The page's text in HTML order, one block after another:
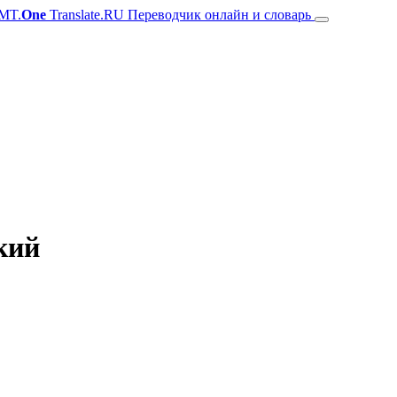
One Translate.RU Переводчик онлайн и словарь